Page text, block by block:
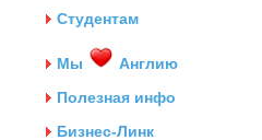
Студентам
Мы
Англию
Полезная инфо
Бизнес-Линк